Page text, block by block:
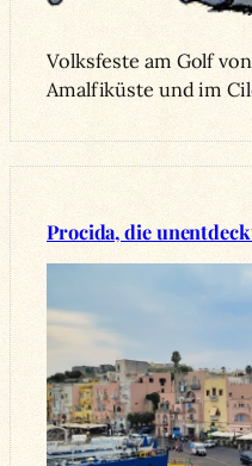
Volksfeste am Golf
Amalfiküste und im
Procida, die